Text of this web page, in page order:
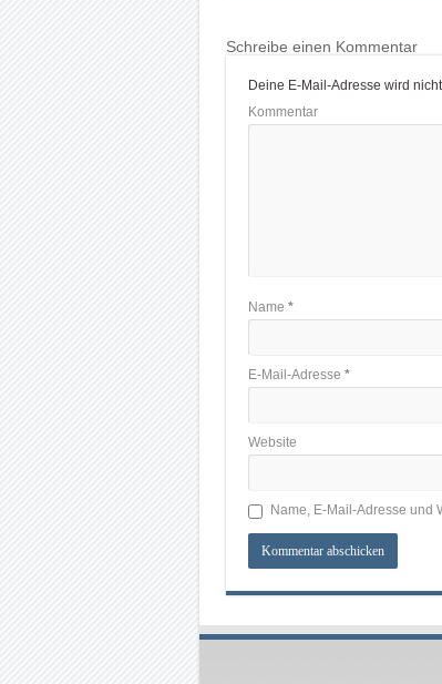
Schreibe einen Kommentar
Deine E-Mail-Adresse wird
Kommentar
Name *
E-Mail-Adresse *
Website
Name, E-Mail-Adresse und